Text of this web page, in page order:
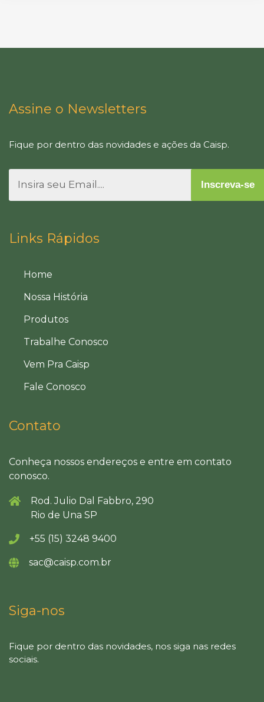
Assine o Newsletters
Fique por dentro das novidades e ações da Caisp.
Inscreva-se
Links Rápidos
Home
Nossa História
Produtos
Trabalhe Conosco
Vem Pra Caisp
Fale Conosco
Contato
Conheça nossos endereços e entre em contato
conosco.
Rod. Julio Dal Fabbro, 290
Rio de Una SP
+55 (15) 3248 9400
sac@caisp.com.br
Siga-nos
Fique por dentro das novidades, nos siga nas redes
sociais.